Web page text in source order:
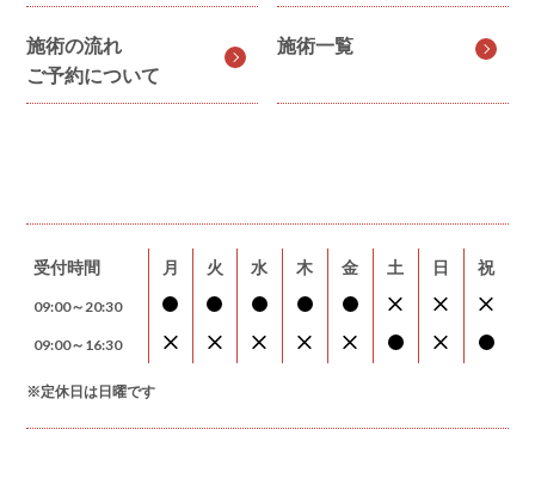
施術の流れ
ご予約について
施術一覧
受付時間 月 火 水 木 金 土 日 祝
09:00～20:30
09:00～16:30
※定休日は日曜です